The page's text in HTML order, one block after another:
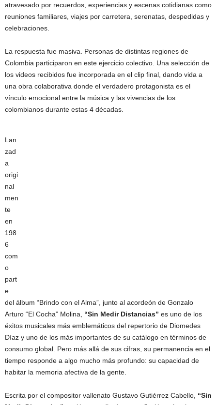
atravesado por recuerdos, experiencias y escenas cotidianas como
reuniones familiares, viajes por carretera, serenatas, despedidas y
celebraciones.
La respuesta fue masiva. Personas de distintas regiones de
Colombia participaron en este ejercicio colectivo. Una selección de
los videos recibidos fue incorporada en el clip final, dando vida a
una obra colaborativa donde el verdadero protagonista es el
vínculo emocional entre la música y las vivencias de los
colombianos durante estas 4 décadas.
Lan
zad
a
origi
nal
men
te
en
198
6
com
o
part
e
del álbum “Brindo con el Alma”, junto al acordeón de Gonzalo
Arturo “El Cocha” Molina, “Sin Medir Distancias” es uno de los
éxitos musicales más emblemáticos del repertorio de Diomedes
Díaz y uno de los más importantes de su catálogo en términos de
consumo global. Pero más allá de sus cifras, su permanencia en el
tiempo responde a algo mucho más profundo: su capacidad de
habitar la memoria afectiva de la gente.
Escrita por el compositor vallenato Gustavo Gutiérrez Cabello, “Sin